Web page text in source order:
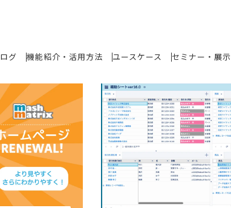
グ 機能紹介・活用方法 ユースケース セミナー・展